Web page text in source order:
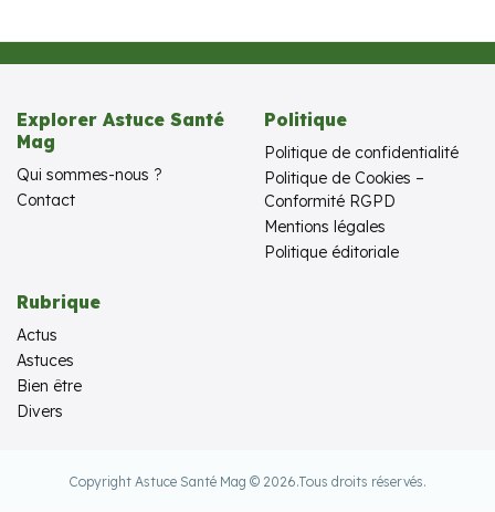
Explorer Astuce Santé
Mag
Qui sommes-nous ?
Contact
Politique
Politique de confidentialité
Politique de Cookies –
Conformité RGPD
Mentions légales
Politique éditoriale
Rubrique
Actus
Astuces
Bien être
Divers
Copyright Astuce Santé Mag © 2026.Tous droits réservés.